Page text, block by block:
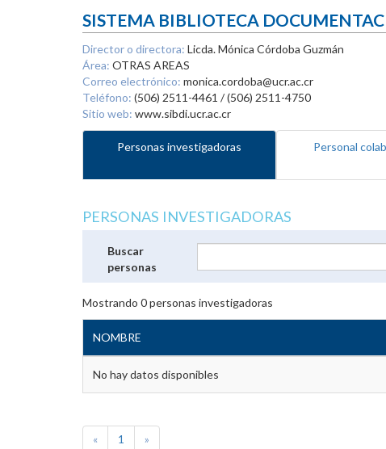
SISTEMA BIBLIOTECA
Director o directora: Licda. Mónica Córdoba Guzmán
Área: OTRAS AREAS
Correo electrónico: monica.cordoba@ucr.ac.cr
Teléfono: (506) 2511-4461 / (506) 2511-4750
Sitio web: www.sibdi.ucr.ac.cr
Personas investigadoras Personal
PERSONAS INVESTIGADORAS
Buscar
personas
Mostrando 0personas investigadoras
NOMBRE
No hay datos disponibles
« 1 »